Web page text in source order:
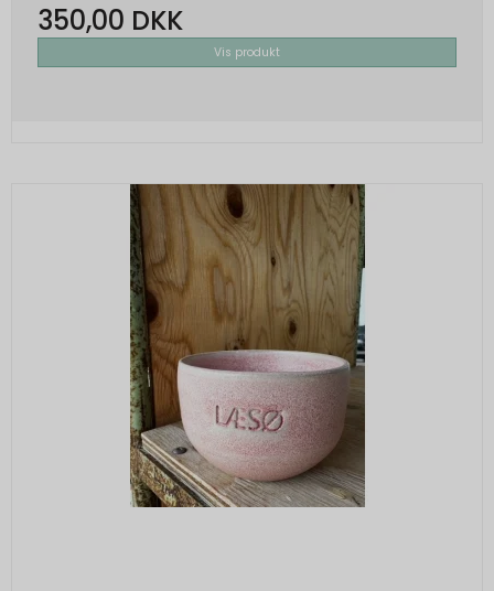
350,00 DKK
Vis produkt